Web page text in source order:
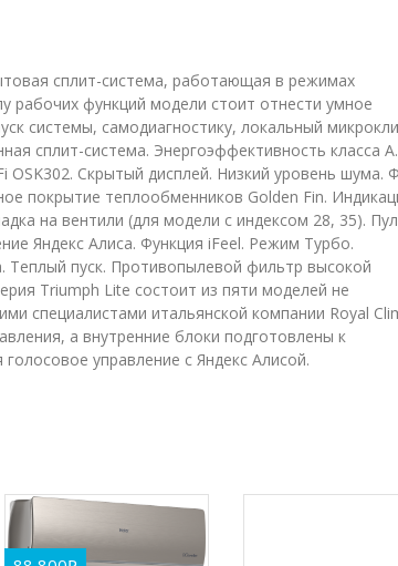
сплит-система, работающая в режимах
рабочих функций модели стоит отнести умное
системы, самодиагностику, локальный
сплит-система. Энергоэффективность класса А.
OSK302. Скрытый дисплей. Низкий уровень шума.
покрытие теплообменников Golden Fin.
на вентили (для модели с индексом 28, 35).
Яндекс Алиса. Функция iFeel. Режим Турбо.
Теплый пуск. Противопылевой фильтр высокой
Triumph Lite состоит из пяти моделей не
специалистами итальянской компании Royal
а внутренние блоки подготовлены к
управление с Яндекс Алисой.